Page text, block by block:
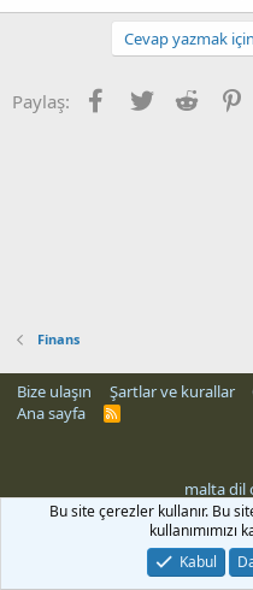
Cevap yazmak
Paylaş: Facebook
Twitter Reddit
Finans
Bize ulaşın Şartlar ve kurallar
Ana sayfa
R
malta dil
Bu site çerezler kullanır. Bu
Kabul